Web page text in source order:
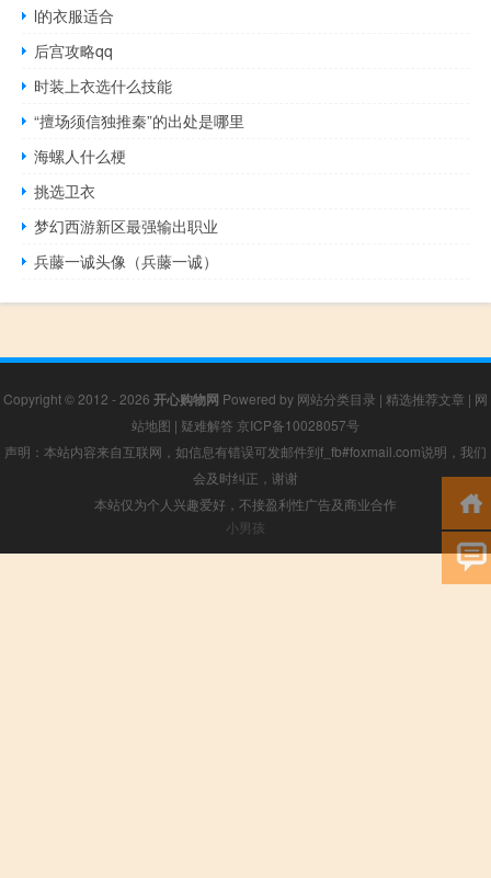
l的衣服适合
后宫攻略qq
时装上衣选什么技能
“擅场须信独推秦”的出处是哪里
海螺人什么梗
挑选卫衣
梦幻西游新区最强输出职业
兵藤一诚头像（兵藤一诚）
Copyright © 2012 - 2026 开心购物网 Powered by 网站分类目录 | 精选推荐文章 | 网
站地图 | 疑难解答 京ICP备10028057号
声明：本站内容来自互联网，如信息有错误可发邮件到f_fb#foxmail.com说明，我们
会及时纠正，谢谢
本站仅为个人兴趣爱好，不接盈利性广告及商业合作
小男孩